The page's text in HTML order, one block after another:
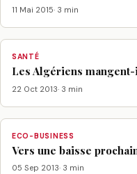
11 Mai 2015· 3 min
SANTÉ
Les Algériens
22 Oct 2013· 3 min
ECO-BUSINESS
Vers une baisse
05 Sep 2013· 3 min